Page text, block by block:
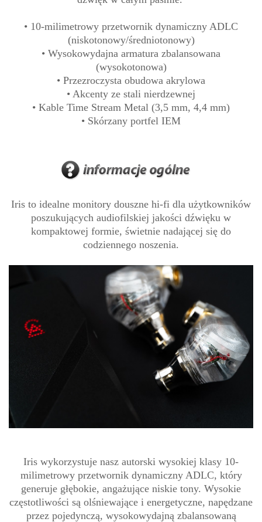
• 10-milimetrowy przetwornik dynamiczny ADLC
(niskotonowy/średniotonowy)
• Wysokowydajna armatura zbalansowana
(wysokotonowa)
• Przezroczysta obudowa akrylowa
• Akcenty ze stali nierdzewnej
• Kable Time Stream Metal (3,5 mm, 4,4 mm)
• Skórzany portfel IEM
Iris to idealne monitory douszne hi-fi dla użytkowników
poszukujących audiofilskiej jakości dźwięku w
kompaktowej formie, świetnie nadającej się do
codziennego noszenia.
Iris wykorzystuje nasz autorski wysokiej klasy 10-
milimetrowy przetwornik dynamiczny ADLC, który
generuje głębokie, angażujące niskie tony. Wysokie
częstotliwości są olśniewające i energetyczne, napędzane
przez pojedynczą, wysokowydajną zbalansowaną